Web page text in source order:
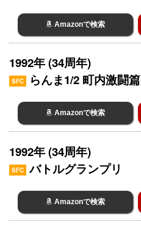
Amazonで検索
1992年 (34周年)
SFC らんま1/2 町内激闘篇
Amazonで検索
1992年 (34周年)
SFC バトルグランプリ
Amazonで検索